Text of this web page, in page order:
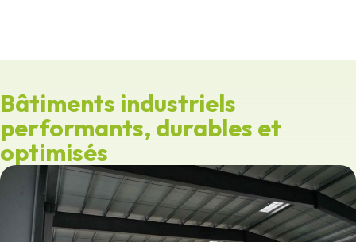
Bâtiments industriels
performants, durables et
optimisés